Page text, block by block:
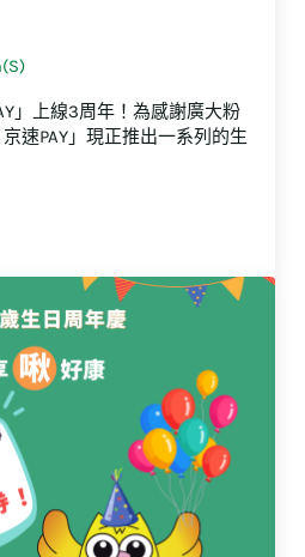
」上線3周年！為感謝廣大粉
速PAY」現正推出一系列的生
日慶】「啾」是想薦你！